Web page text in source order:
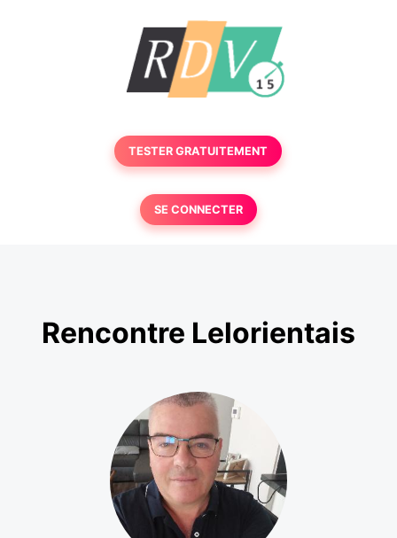
TESTER GRATUITEMENT
SE CONNECTER
Rencontre Lelorientais